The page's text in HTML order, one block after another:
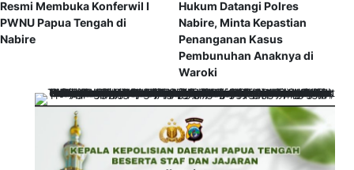
Resmi Membuka Konferwil I
PWNU Papua Tengah di
Nabire
Hukum Datangi Polres
Nabire, Minta Kepastian
Penanganan Kasus
Pembunuhan Anaknya di
Waroki